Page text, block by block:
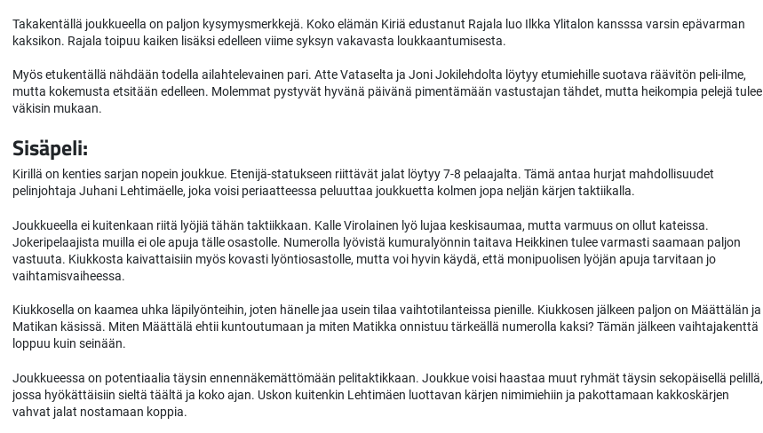
Takakentällä joukkueella on paljon kysymysmerkkejä. Koko elämän Kiriä edustanut Rajala luo Ilkka Ylitalon kansssa varsin epävarman
kaksikon. Rajala toipuu kaiken lisäksi edelleen viime syksyn vakavasta loukkaantumisesta.
Myös etukentällä nähdään todella ailahtelevainen pari. Atte Vataselta ja Joni Jokilehdolta löytyy etumiehille suotava räävitön peli-ilme,
mutta kokemusta etsitään edelleen. Molemmat pystyvät hyvänä päivänä pimentämään vastustajan tähdet, mutta heikompia pelejä tulee
väkisin mukaan.
Sisäpeli:
Kirillä on kenties sarjan nopein joukkue. Etenijä-statukseen riittävät jalat löytyy 7-8 pelaajalta. Tämä antaa hurjat mahdollisuudet
pelinjohtaja Juhani Lehtimäelle, joka voisi periaatteessa peluuttaa joukkuetta kolmen jopa neljän kärjen taktiikalla.
Joukkueella ei kuitenkaan riitä lyöjiä tähän taktiikkaan. Kalle Virolainen lyö lujaa keskisaumaa, mutta varmuus on ollut kateissa.
Jokeripelaajista muilla ei ole apuja tälle osastolle. Numerolla lyövistä kumuralyönnin taitava Heikkinen tulee varmasti saamaan paljon
vastuuta. Kiukkosta kaivattaisiin myös kovasti lyöntiosastolle, mutta voi hyvin käydä, että monipuolisen lyöjän apuja tarvitaan jo
vaihtamisvaiheessa.
Kiukkosella on kaamea uhka läpilyönteihin, joten hänelle jaa usein tilaa vaihtotilanteissa pienille. Kiukkosen jälkeen paljon on Määttälän ja
Matikan käsissä. Miten Määttälä ehtii kuntoutumaan ja miten Matikka onnistuu tärkeällä numerolla kaksi? Tämän jälkeen vaihtajakenttä
loppuu kuin seinään.
Joukkueessa on potentiaalia täysin ennennäkemättömään pelitaktikkaan. Joukkue voisi haastaa muut ryhmät täysin sekopäisellä pelillä,
jossa hyökättäisiin sieltä täältä ja koko ajan. Uskon kuitenkin Lehtimäen luottavan kärjen nimimiehiin ja pakottamaan kakkoskärjen
vahvat jalat nostamaan koppia.